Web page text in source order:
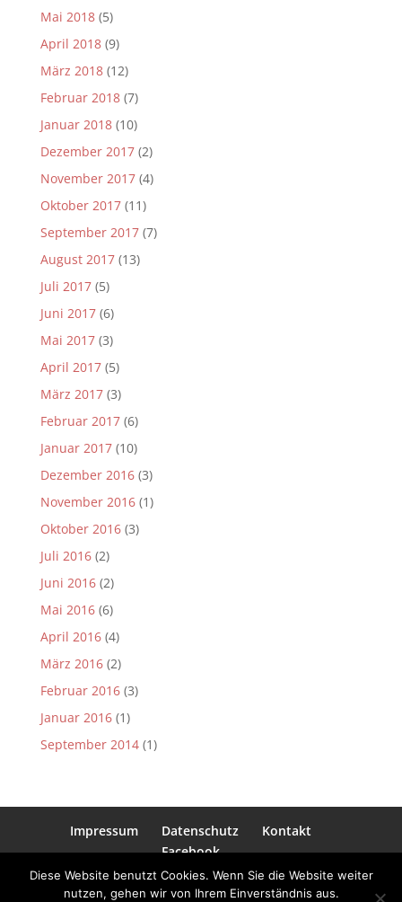
Mai 2018(5)
April 2018(9)
März 2018(12)
Februar 2018(7)
Januar 2018(10)
Dezember 2017(2)
November 2017(4)
Oktober 2017(11)
September 2017(7)
August 2017(13)
Juli 2017(5)
Juni 2017(6)
Mai 2017(3)
April 2017(5)
März 2017(3)
Februar 2017(6)
Januar 2017(10)
Dezember 2016(3)
November 2016(1)
Oktober 2016(3)
Juli 2016(2)
Juni 2016(2)
Mai 2016(6)
April 2016(4)
März 2016(2)
Februar 2016(3)
Januar 2016(1)
September 2014(1)
Impressum Datenschutz
Kontakt
Facebook
Diese Website benutzt Cookies. Wenn Sie die Website weiter
nutzen, gehen wir von Ihrem Einverständnis aus.